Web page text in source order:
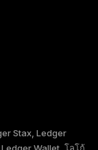
Stax, Ledger